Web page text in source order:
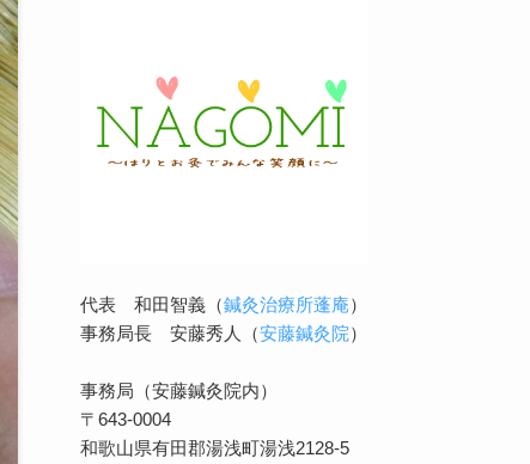
代表 和田智義（鍼灸治療所蓬庵）
事務局長 安藤秀人（安藤鍼灸院）
事務局（安藤鍼灸院内）
〒643-0004
和歌山県有田郡湯浅町湯浅2128-5